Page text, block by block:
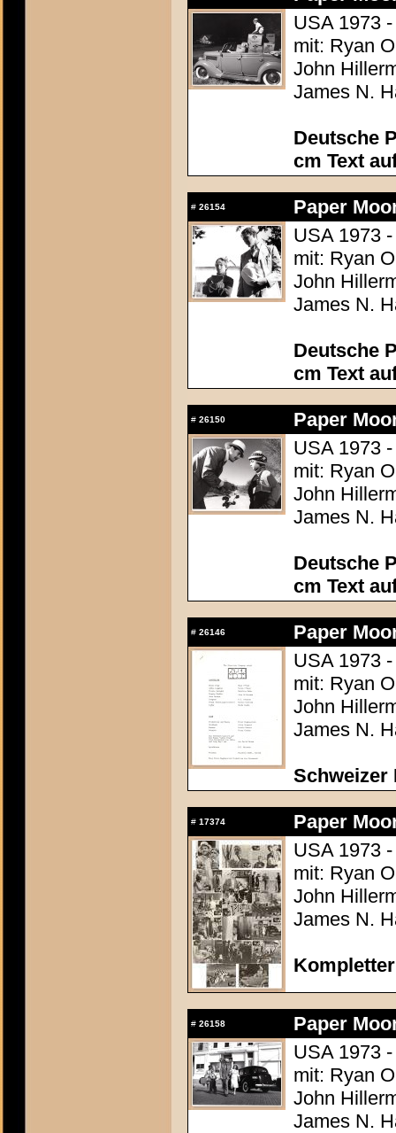
USA 1973
mit: Ryan
John
James N.
Deutsche
cm Text
# 26154
Paper
USA 1973
mit: Ryan
John
James N.
Deutsche
cm Text
# 26150
Paper
USA 1973
mit: Ryan
John
James N.
Deutsche
cm Text
# 26146
Paper
USA 1973
mit: Ryan
John
James N.
Schweizer
# 17374
Paper
USA 1973
mit: Ryan
John
James N.
# 26158
Paper
USA 1973
mit: Ryan
John
James N.